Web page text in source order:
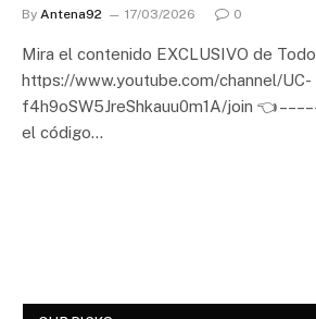
By Antena92 17/03/2026 0
Mira el contenido EXCLUSIVO de
https://www.youtube.com/channel/UC-
f4h9oSW5JreShkauu0m1A/join 👈 – – –
el código…